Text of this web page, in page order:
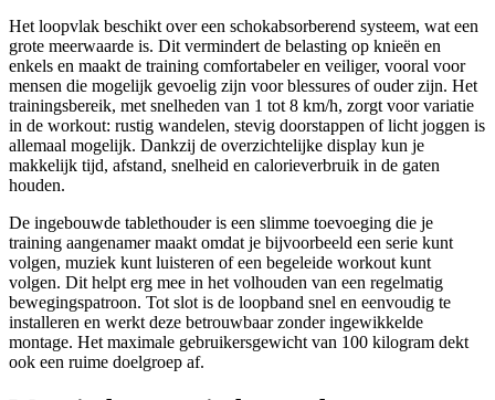
Het loopvlak beschikt over een schokabsorberend systeem, wat een
grote meerwaarde is. Dit vermindert de belasting op knieën en
enkels en maakt de training comfortabeler en veiliger, vooral voor
mensen die mogelijk gevoelig zijn voor blessures of ouder zijn. Het
trainingsbereik, met snelheden van 1 tot 8 km/h, zorgt voor variatie
in de workout: rustig wandelen, stevig doorstappen of licht joggen is
allemaal mogelijk. Dankzij de overzichtelijke display kun je
makkelijk tijd, afstand, snelheid en calorieverbruik in de gaten
houden.
De ingebouwde tablethouder is een slimme toevoeging die je
training aangenamer maakt omdat je bijvoorbeeld een serie kunt
volgen, muziek kunt luisteren of een begeleide workout kunt
volgen. Dit helpt erg mee in het volhouden van een regelmatig
bewegingspatroon. Tot slot is de loopband snel en eenvoudig te
installeren en werkt deze betrouwbaar zonder ingewikkelde
montage. Het maximale gebruikersgewicht van 100 kilogram dekt
ook een ruime doelgroep af.